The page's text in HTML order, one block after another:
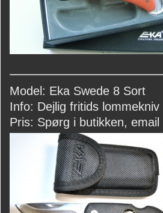
Model: Eka Swede 8 Sort
Info: Dejlig fritids
Pris: Spørg i butikken,